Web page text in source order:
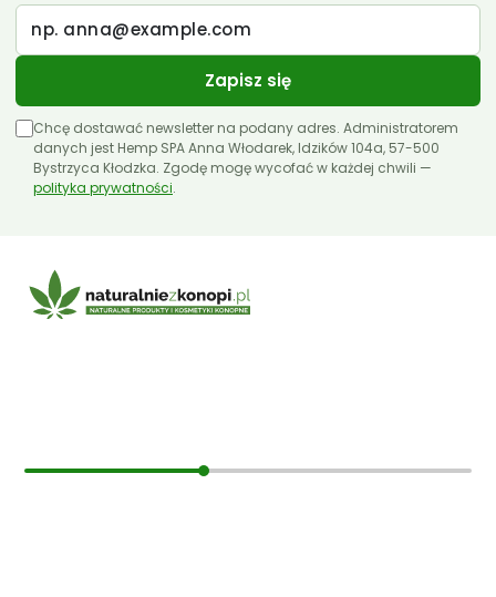
Zapisz się
Chcę dostawać newsletter na podany adres. Administratorem
danych jest Hemp SPA Anna Włodarek, Idzików 104a, 57-500
Bystrzyca Kłodzka. Zgodę mogę wycofać w każdej chwili —
polityka prywatności.